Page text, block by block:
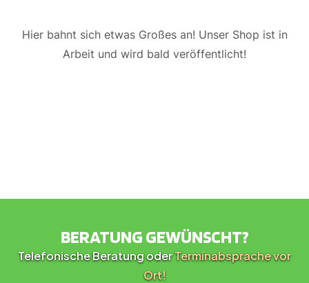
Hier bahnt sich etwas Großes an! Unser Shop ist in
Arbeit und wird bald veröffentlicht!
BERATUNG GEWÜNSCHT?
Telefonische Beratung oderTerminabsprache vor
Ort!